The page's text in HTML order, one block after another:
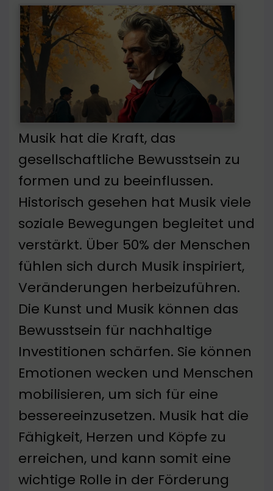
Musik hat die Kraft, das
gesellschaftliche Bewusstsein zu
formen und zu beeinflussen.
Historisch gesehen hat Musik viele
soziale Bewegungen begleitet und
verstärkt. Über 50% der Menschen
fühlen sich durch Musik inspiriert,
Veränderungen herbeizuführen.
Die Kunst und Musik können das
Bewusstsein für nachhaltige
Investitionen schärfen. Sie können
Emotionen wecken und Menschen
mobilisieren, um sich für eine
bessereeinzusetzen. Musik hat die
Fähigkeit, Herzen und Köpfe zu
erreichen, und kann somit eine
wichtige Rolle in der Förderung